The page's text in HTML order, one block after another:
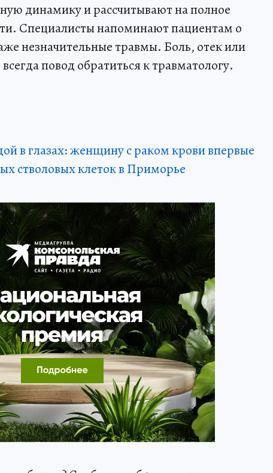
динамику и рассчитывают на полное
Специалисты напоминают пациентам о
незначительные травмы. Боль, отек или
повод обратиться к травматологу.
в глазах: женщину с раком крови впервые
стволовых клеток в Приморье